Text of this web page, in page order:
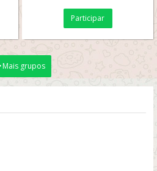
outros com respeito. Não
será tolerado nenhum...
Participar
Mais grupos